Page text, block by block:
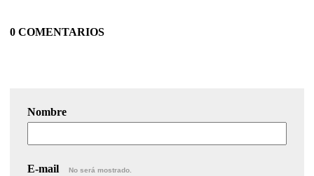
0 COMENTARIOS
Nombre
E-mail No será mostrado.